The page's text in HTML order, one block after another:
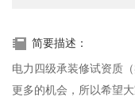
简要描述：
电力四级承装修试资质
更多的机会，所以希望